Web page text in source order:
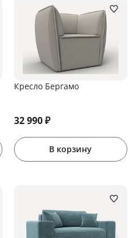
Кресло Бергамо
32 990₽
В корзину